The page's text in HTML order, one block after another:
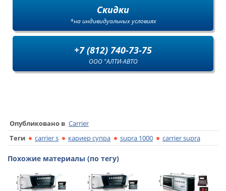
Скидки
*на индивидуальных условиях
+7 (812) 740-73-75
ООО "АЛТИ-АВТО
Опубликовано в Carrier
Теги
carrier s кариер супра supra 1000 carrier supra
Похожие материалы (по тегу)